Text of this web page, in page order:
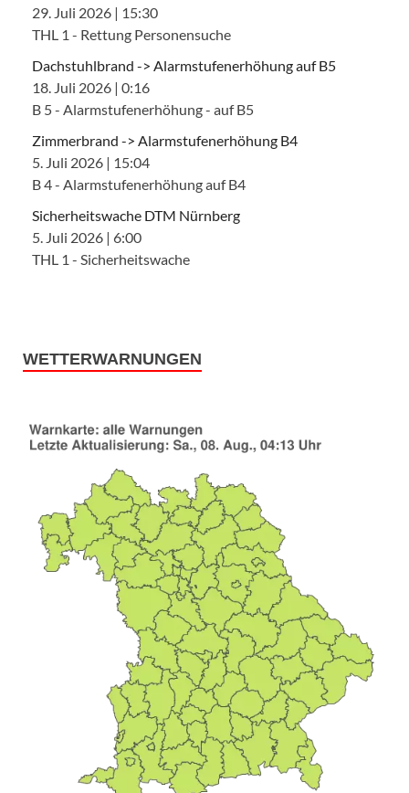
29. Juli 2026 | 15:30
THL 1 - Rettung Personensuche
Dachstuhlbrand -> Alarmstufenerhöhung auf B5
18. Juli 2026 | 0:16
B 5 - Alarmstufenerhöhung - auf B5
Zimmerbrand -> Alarmstufenerhöhung B4
5. Juli 2026 | 15:04
B 4 - Alarmstufenerhöhung auf B4
Sicherheitswache DTM Nürnberg
5. Juli 2026 | 6:00
THL 1 - Sicherheitswache
WETTERWARNUNGEN